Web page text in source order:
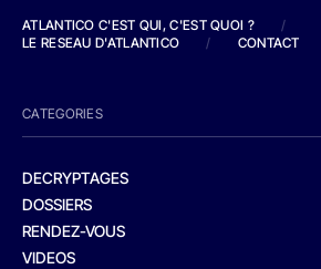
ATLANTICO C'EST QUI, C'EST QUOI ?
/
LE RESEAU D'ATLANTICO
/ CONTACT
CATEGORIES
DECRYPTAGES
DOSSIERS
RENDEZ-VOUS
VIDEOS